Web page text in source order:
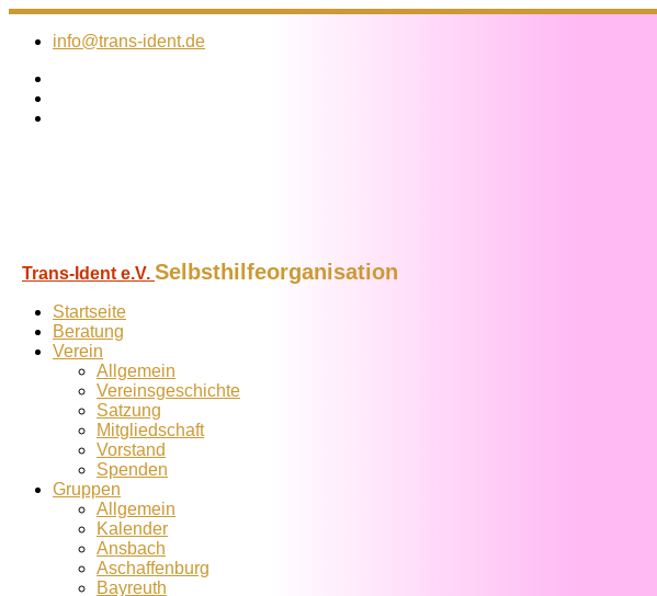
Zum
Inhalt
info@trans-ident.de
Trans-Ident e.V. Selbsthilfeorganisation
Startseite
Beratung
Verein
Allgemein
Vereins­geschichte
Satzung
Mitglied­schaft
Vorstand
Spenden
Gruppen
Allgemein
Kalender
Ansbach
Aschaffenburg
Bayreuth